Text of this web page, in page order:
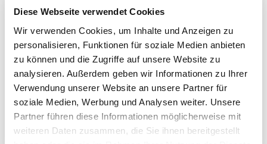
Diese Webseite verwendet Cookies
Wir verwenden Cookies, um Inhalte und Anzeigen zu
personalisieren, Funktionen für soziale Medien anbieten
zu können und die Zugriffe auf unsere Website zu
analysieren. Außerdem geben wir Informationen zu Ihrer
Verwendung unserer Website an unsere Partner für
soziale Medien, Werbung und Analysen weiter. Unsere
Partner führen diese Informationen möglicherweise mit
weiteren Daten zusammen, die Sie ihnen bereitgestellt
T-Tec System
Zuganker &
Druckplatten